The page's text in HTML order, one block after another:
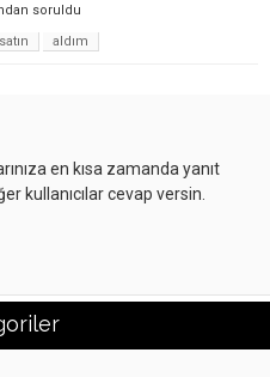
soruldu
satın aldım
en kısa zamanda yanıt
kullanıcılar cevap versin.